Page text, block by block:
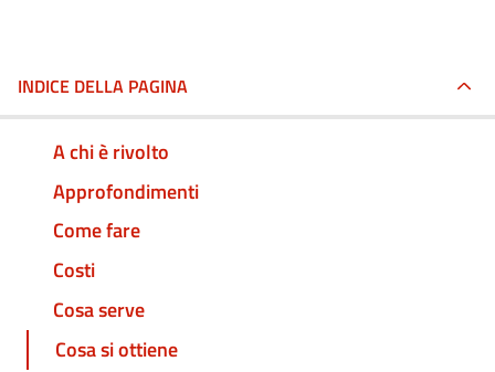
INDICE DELLA PAGINA
A chi è rivolto
Approfondimenti
Come fare
Costi
Cosa serve
Cosa si ottiene